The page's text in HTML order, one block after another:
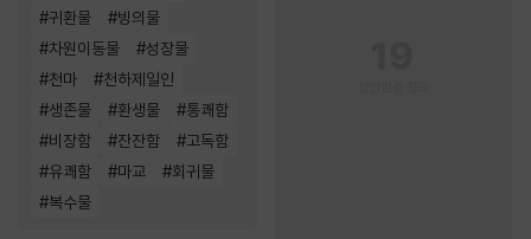
#귀환물 #빙의물
#차원이동물 #성장물
#천마 #천하제일인
#생존물 #환생물 #통쾌함
#비장함 #잔잔함 #고독함
#유쾌함 #마교 #회귀물
#복수물